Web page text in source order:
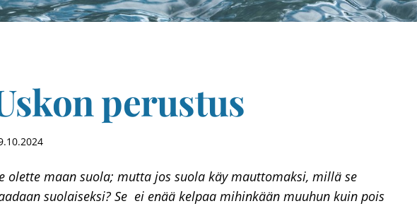
perustus
olette maan suola; mutta jos suola käy mauttomaksi, millä se
suolaiseksi? Se ei enää kelpaa mihinkään muuhun kuin pois